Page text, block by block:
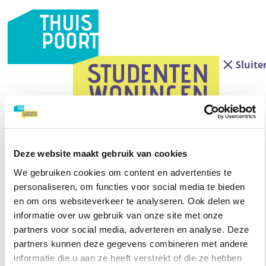
Deze website maakt gebruik van cookies
We gebruiken cookies om content en advertenties te
personaliseren, om functies voor social media te bieden
en om ons websiteverkeer te analyseren. Ook delen we
informatie over uw gebruik van onze site met onze
partners voor social media, adverteren en analyse. Deze
partners kunnen deze gegevens combineren met andere
informatie die u aan ze heeft verstrekt of die ze hebben
Vul hier je vraag en je gegevens in.
Contactformulier